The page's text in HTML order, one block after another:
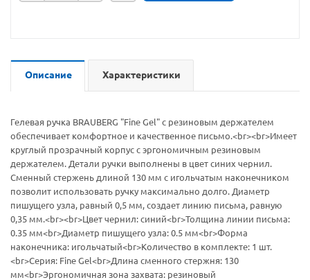
Описание Характеристики
Гелевая ручка BRAUBERG "Fine Gel" с резиновым держателем
обеспечивает комфортное и качественное письмо.<br><br>Имеет
круглый прозрачный корпус с эргономичным резиновым
держателем. Детали ручки выполнены в цвет синих чернил.
Сменный стержень длиной 130 мм с игольчатым наконечником
позволит использовать ручку максимально долго. Диаметр
пишущего узла, равный 0,5 мм, создает линию письма, равную
0,35 мм.<br><br>Цвет чернил: синий<br>Толщина линии письма:
0.35 мм<br>Диаметр пишущего узла: 0.5 мм<br>Форма
наконечника: игольчатый<br>Количество в комплекте: 1 шт.
<br>Серия: Fine Gel<br>Длина сменного стержня: 130
мм<br>Эргономичная зона захвата: резиновый